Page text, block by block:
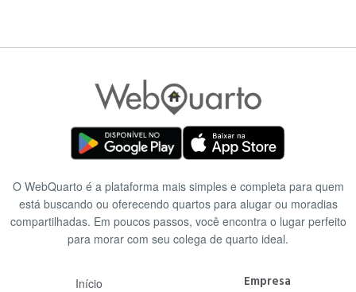
O WebQuarto é a plataforma mais simples e completa para quem
está buscando ou oferecendo quartos para alugar ou moradias
compartilhadas. Em poucos passos, você encontra o lugar perfeito
para morar com seu colega de quarto ideal.
Início
Empresa